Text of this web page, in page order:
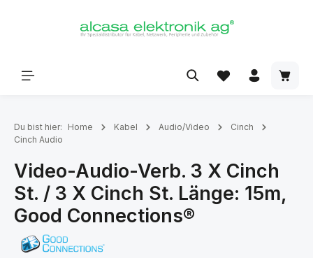
Du bist hier: Home Kabel Audio/Video
Cinch
Cinch Audio
Video-Audio-Verb. 3 X Cinch
St. / 3 X Cinch St. Länge: 15m,
Good Connections®